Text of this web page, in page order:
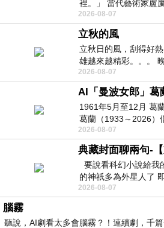
裡。」 當代藝術家盧
抽象韻味的新作中，
2026-08-07
立秋的風
立秋日的風，刮得好
雄越來越精彩。。。
天的風刮得很熱 夜遊
2026-08-07
1961年5月至12月 葛
葛蘭（1933～2026）
2004）乘郵輪赴倫敦6
2026-08-07
典藏封面聊兩句-【
要說看科幻小說給我
的神祇多為外星人了
驚世駭俗的神通法門 也
2026-08-07
腦霧
聽說，AI劇看太多會腦霧？！連續劇，千